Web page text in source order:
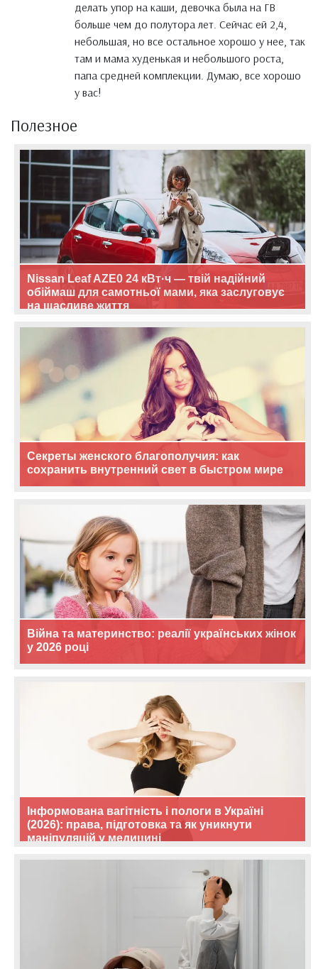
делать упор на каши, девочка была на ГВ
больше чем до полутора лет. Сейчас ей 2,4,
небольшая, но все остальное хорошо у нее, так
там и мама худенькая и небольшого роста,
папа средней комплекции. Думаю, все хорошо
у вас!
Полезное
Nissan Leaf AZE0 24 кВт·ч — твій надійний
обіймаш для самотньої мами, яка заслуговує
на щасливе життя
Секреты женского благополучия: как
сохранить внутренний свет в быстром мире
Війна та материнство: реалії українських жінок
у 2026 році
Інформована вагітність і пологи в Україні
(2026): права, підготовка та як уникнути
маніпуляцій у медицині